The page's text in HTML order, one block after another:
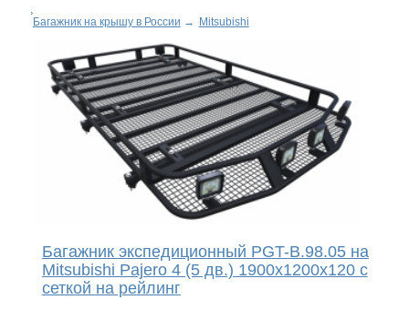
Багажник на крышу в России → Mitsubishi
Багажник экспедиционный PGT-B.98.05 на
Mitsubishi Pajero 4 (5 дв.) 1900х1200х120 с
сеткой на рейлинг